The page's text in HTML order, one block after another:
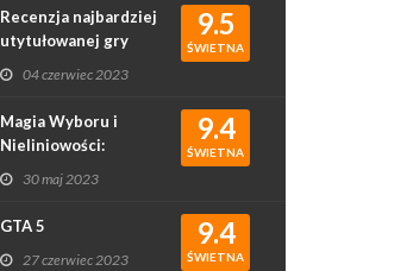
9.5
ŚWIETNA
Recenzja najbardziej
utytułowanej gry
2022 roku - Elden
Ring
04 czerwiec 2023
9.4
ŚWIETNA
Magia Wyboru i
Nieliniowości:
Recenzja Gry
Divinity: Original Sin
II
30 maj 2023
9.4
ŚWIETNA
GTA 5
27 czerwiec 2023